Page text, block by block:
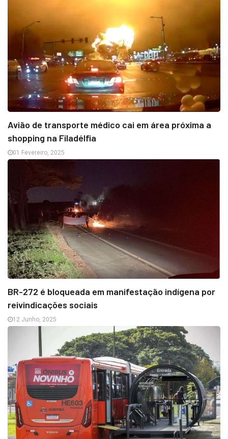
Avião de transporte médico cai em área próxima a
shopping na Filadélfia
01 Fevereiro, 2025
BR-272 é bloqueada em manifestação indígena por
reivindicações sociais
12 Junho, 2025